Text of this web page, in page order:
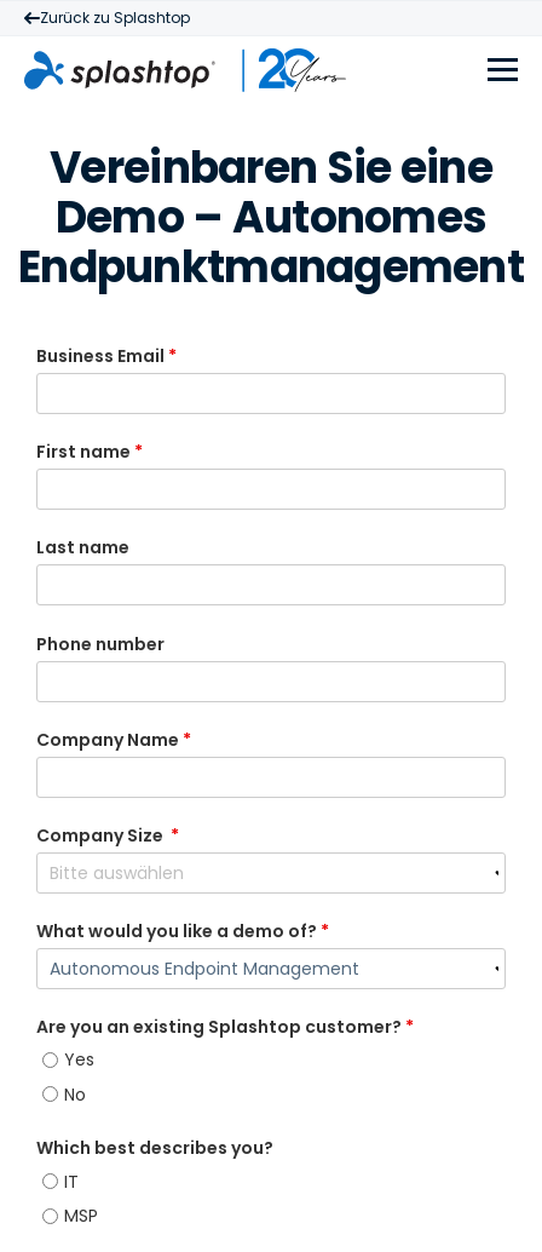
Zurück zu Splashtop
Vereinbaren Sie eine
Demo – Autonomes
Endpunktmanagement
Business Email *
First name *
Last name
Phone number
Company Name *
Company Size *
What would you like a demo of? *
Are you an existing Splashtop customer? *
Yes
No
Which best describes you?
IT
MSP